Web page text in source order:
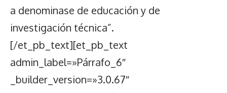
a denominase de educación y de
investigación técnica”.
[/et_pb_text][et_pb_text
admin_label=»Párrafo_6″
_builder_version=»3.0.67″